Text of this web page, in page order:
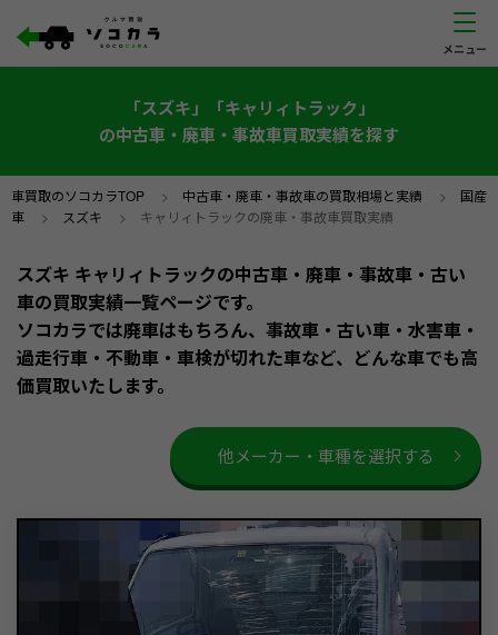
「スズキ」「キャリィトラック」
の中古車・廃車・事故車買取実績を探す
車買取のソコカラTOP > 中古車・廃車・事故車の買取相場と実績 > 国産
車 > スズキ > キャリィトラックの廃車・事故車買取実績
スズキ キャリィトラックの中古車・廃車・事故車・古い
車の買取実績一覧ページです。
ソコカラでは廃車はもちろん、事故車・古い車・水害車・
過走行車・不動車・車検が切れた車など、どんな車でも高
価買取いたします。
他メーカー・車種を選択する